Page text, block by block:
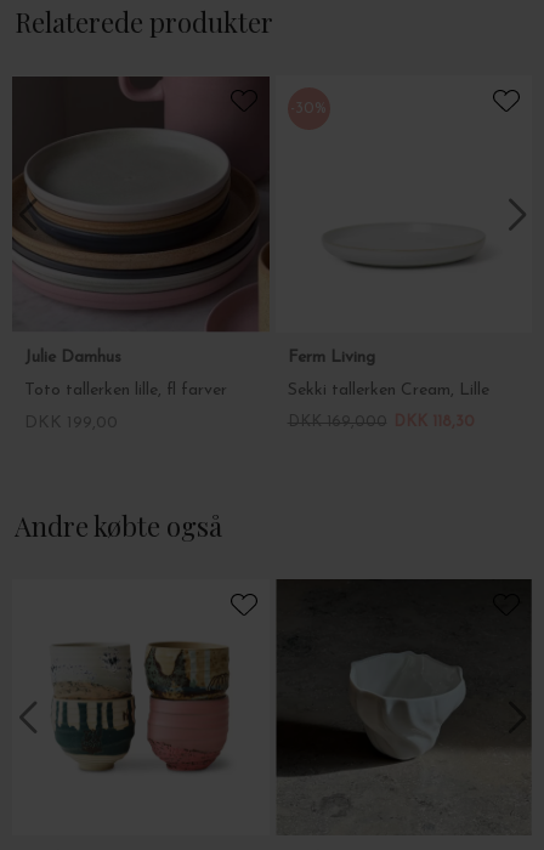
Relaterede produkter
Julie Damhus
Toto tallerken lille, fl farver
-30%
Ferm Living
Sekki tallerken Cream, Lille
Andre købte også